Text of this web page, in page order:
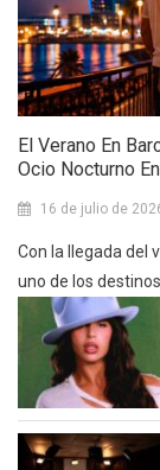
El Verano En
Ocio Nocturno
16 de julio de
Con la llegada del
uno de los